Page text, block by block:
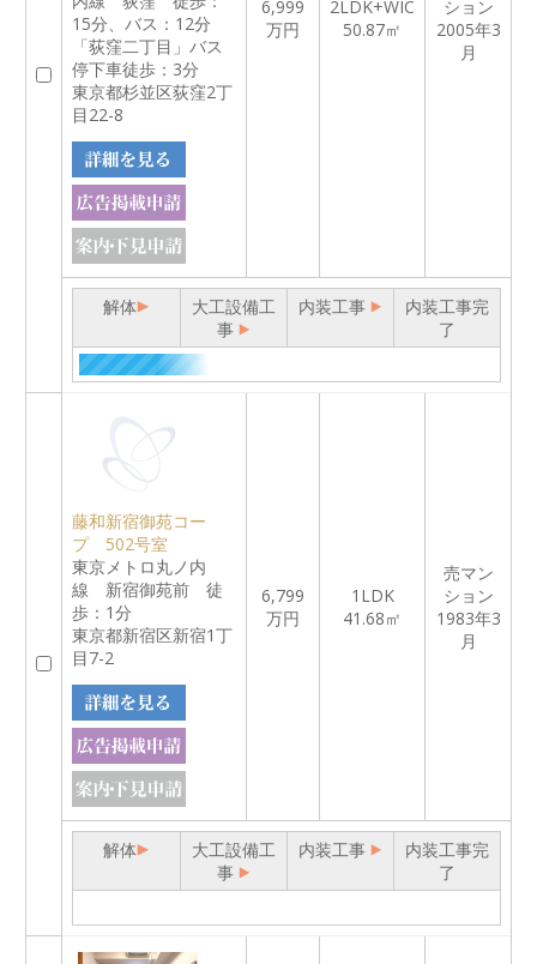
15分、バス：12分
「荻窪二丁目」バス
停下車徒歩：3分
東京都杉並区荻窪2丁
目22-8
6,999
万円
2LDK+WIC
50.87㎡
ション
2005年3
月
解体
大工設備工
事
内装工事
内装工事完
了
藤和新宿御苑コー
プ 502号室
東京メトロ丸ノ内
線 新宿御苑前 徒
歩：1分
東京都新宿区新宿1丁
目7-2
6,799
万円
1LDK
41.68㎡
売マン
ション
1983年3
月
解体
大工設備工
事
内装工事
内装工事完
了